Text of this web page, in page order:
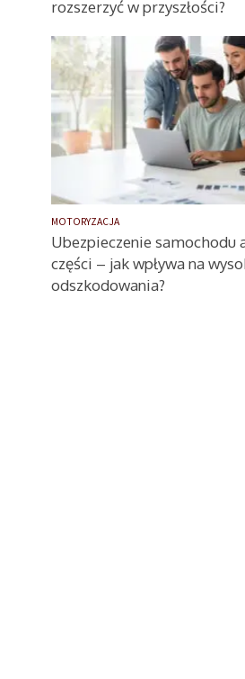
rozszerzyć w przyszłości?
MOTORYZACJA
Ubezpieczenie samochodu
części – jak wpływa na
odszkodowania?